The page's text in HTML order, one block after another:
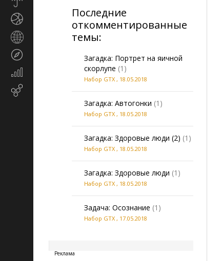
Последние
откомментированные
темы:
Загадка: Портрет на яичной
скорлупе (1)
Набор GTX , 18.05.2018
Загадка: Автогонки (1)
Набор GTX , 18.05.2018
Загадка: Здоровые люди (2) (1)
Набор GTX , 18.05.2018
Загадка: Здоровые люди (1)
Набор GTX , 18.05.2018
Задача: Осознание (1)
Набор GTX , 17.05.2018
Реклама